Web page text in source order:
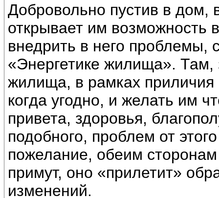
Добровольно пустив в дом,
открывает им возможность
внедрить в него проблемы,
«Энергетике жилища». Там,
жилища, в рамках
когда угодно, и желать им
привета, здоровья,
подобного, проблем от
пожелание, обеим
примут, оно «прилетит»
изменений.